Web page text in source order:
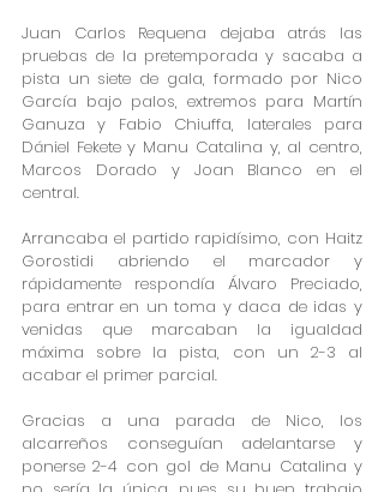
Juan Carlos Requena dejaba atrás las
pruebas de la pretemporada y sacaba a
pista un siete de gala, formado por Nico
García bajo palos, extremos para Martín
Ganuza y Fabio Chiuffa, laterales para
Dániel Fekete y Manu Catalina y, al centro,
Marcos Dorado y Joan Blanco en el
central.
Arrancaba el partido rapidísimo, con Haitz
Gorostidi abriendo el marcador y
rápidamente respondía Álvaro Preciado,
para entrar en un toma y daca de idas y
venidas que marcaban la igualdad
máxima sobre la pista, con un 2-3 al
acabar el primer parcial.
Gracias a una parada de Nico, los
alcarreños conseguían adelantarse y
ponerse 2-4 con gol de Manu Catalina y